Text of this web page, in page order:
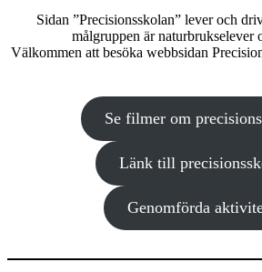
Sidan ”Precisionsskolan” lever och
målgruppen är naturbrukselever
Välkommen att besöka webbsidan
Se filmer om
Länk till
Genomförda